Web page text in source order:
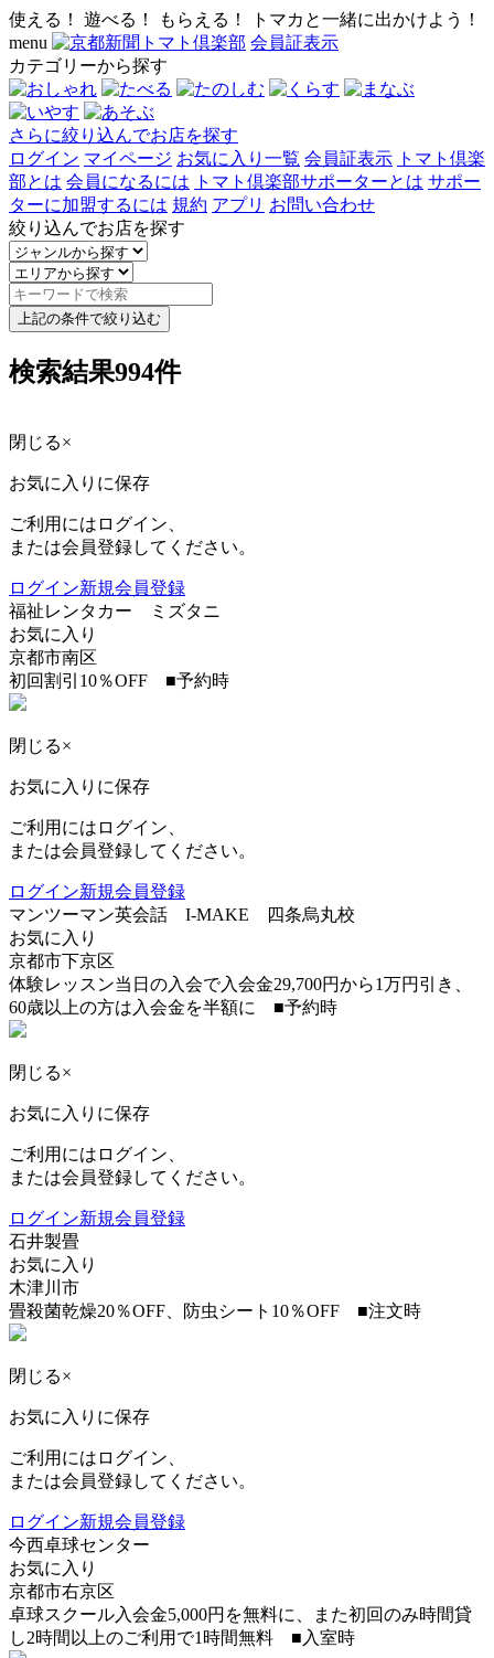
使える！ 遊べる！ もらえる！ トマカと一緒に出かけよう！
menu
会員証表示
カテゴリーから探す
さらに絞り込んでお店を探す
ログイン マイページ お気に入り一覧 会員証表示 トマト倶楽
部とは 会員になるには トマト倶楽部サポーターとは サポー
ターに加盟するには 規約 アプリ お問い合わせ
絞り込んでお店を探す
上記の条件で絞り込む
検索結果994件
閉じる×
お気に入りに保存
ご利用にはログイン、
または会員登録してください。
ログイン新規会員登録
福祉レンタカー ミズタニ
お気に入り
京都市南区
初回割引10％OFF ■予約時
閉じる×
お気に入りに保存
ご利用にはログイン、
または会員登録してください。
ログイン新規会員登録
マンツーマン英会話 I-MAKE 四条烏丸校
お気に入り
京都市下京区
体験レッスン当日の入会で入会金29,700円から1万円引き、
60歳以上の方は入会金を半額に ■予約時
閉じる×
お気に入りに保存
ご利用にはログイン、
または会員登録してください。
ログイン新規会員登録
石井製畳
お気に入り
木津川市
畳殺菌乾燥20％OFF、防虫シート10％OFF ■注文時
閉じる×
お気に入りに保存
ご利用にはログイン、
または会員登録してください。
ログイン新規会員登録
今西卓球センター
お気に入り
京都市右京区
卓球スクール入会金5,000円を無料に、また初回のみ時間貸
し2時間以上のご利用で1時間無料 ■入室時